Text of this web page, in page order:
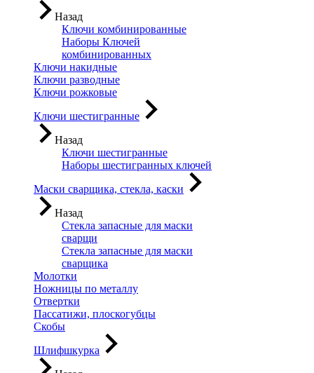
Назад
Ключи комбинированные
Наборы Ключей
комбинированных
Ключи накидные
Ключи разводные
Ключи рожковые
Ключи шестигранные
Назад
Ключи шестигранные
Наборы шестигранных ключей
Маски сварщика, стекла, каски
Назад
Стекла запасные для маски
сварщи
Стекла запасные для маски
сварщика
Молотки
Ножницы по металлу
Отвертки
Пассатижи, плоскогубцы
Скобы
Шлифшкурка